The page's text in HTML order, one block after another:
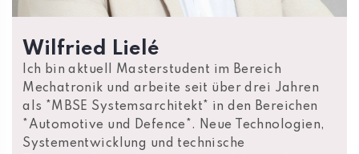
Wilfried Lielé
Ich bin aktuell Masterstudent im Bereich
Mechatronik und arbeite seit über drei Jahren
als *MBSE Systemsarchitekt* in den Bereichen
*Automotive und Defence*. Neue Technologien,
Systementwicklung und technische